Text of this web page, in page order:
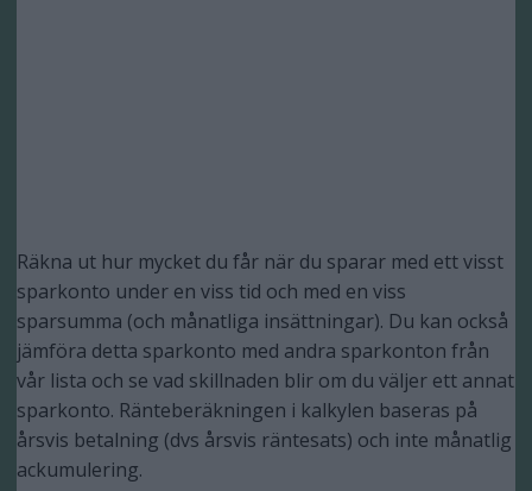
Räkna ut hur mycket du får när du sparar med ett visst
sparkonto under en viss tid och med en viss
sparsumma (och månatliga insättningar). Du kan också
jämföra detta sparkonto med andra sparkonton från
vår lista och se vad skillnaden blir om du väljer ett annat
sparkonto. Ränteberäkningen i kalkylen baseras på
årsvis betalning (dvs årsvis räntesats) och inte månatlig
ackumulering.